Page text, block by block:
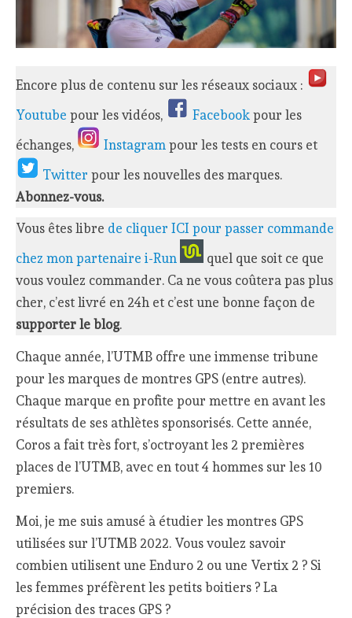
Encore plus de contenu sur les réseaux sociaux :
Youtube pour les vidéos, Facebookpour les
échanges,
Instagrampour les tests en cours et
Twitterpour les nouvelles des marques.
Abonnez-vous.
Vous êtes libre de cliquer ICI pour passer commande
chez mon partenaire i-Run
quel que soit ce que
vous voulez commander. Ca ne vous coûtera pas plus
cher, c’est livré en 24h et c’est une bonne façon de
supporter le blog.
Chaque année, l’UTMB offre une immense tribune
pour les marques de montres GPS (entre autres).
Chaque marque en profite pour mettre en avant les
résultats de ses athlètes sponsorisés. Cette année,
Coros a fait très fort, s’octroyant les 2 premières
places de l’UTMB, avec en tout 4 hommes sur les 10
premiers.
Moi, je me suis amusé à étudier les montres GPS
utilisées sur l’UTMB 2022. Vous voulez savoir
combien utilisent une Enduro 2 ou une Vertix 2 ? Si
les femmes préfèrent les petits boitiers ? La
précision des traces GPS ?